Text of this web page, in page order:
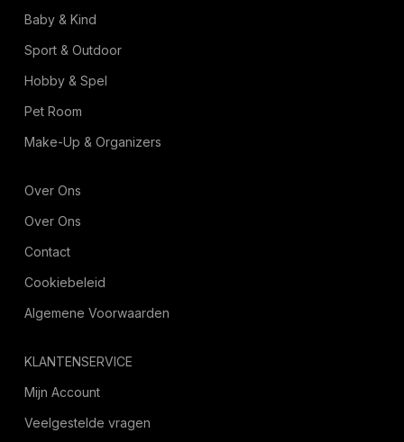
Baby & Kind
Sport & Outdoor
Hobby & Spel
Pet Room
Make-Up & Organizers
Over Ons
Over Ons
Contact
Cookiebeleid
Algemene Voorwaarden
KLANTENSERVICE
Mijn Account
Veelgestelde vragen